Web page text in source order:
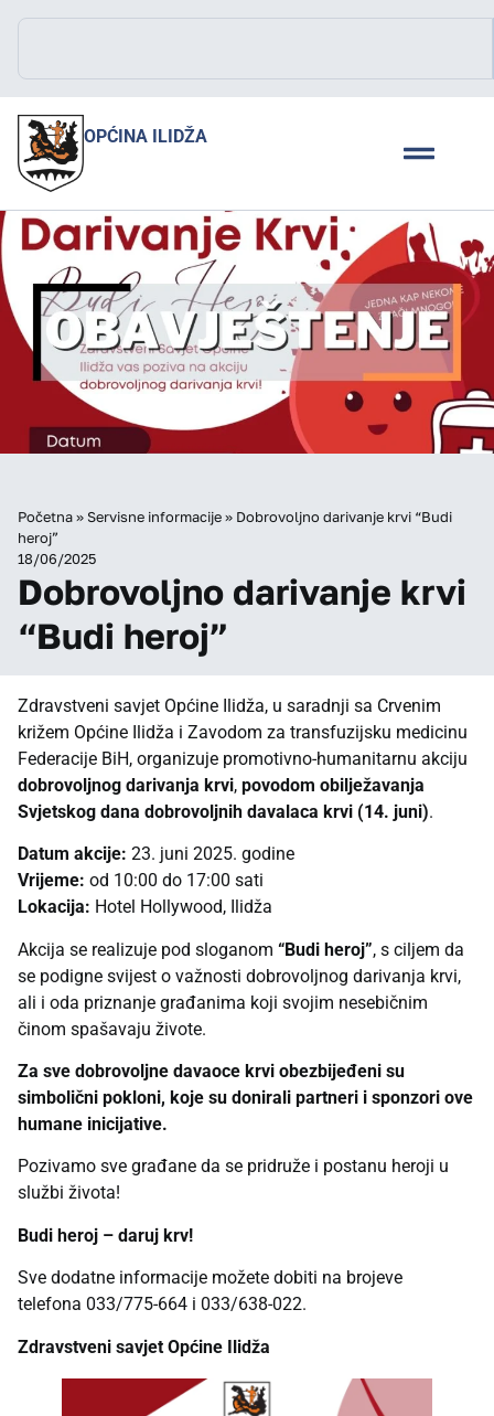
OPĆINA ILIDŽA
Početna» Servisne informacije» Dobrovoljno darivanje krvi “Budi
heroj”
18/06/2025
Dobrovoljno darivanje krvi
“Budi heroj”
Zdravstveni savjet Općine Ilidža, u saradnji sa Crvenim
križem Općine Ilidža i Zavodom za transfuzijsku medicinu
Federacije BiH, organizuje promotivno-humanitarnu akciju
dobrovoljnog darivanja krvi, povodom obilježavanja
Svjetskog dana dobrovoljnih davalaca krvi (14. juni).
Datum akcije: 23. juni 2025. godine
Vrijeme: od 10:00 do 17:00 sati
Lokacija: Hotel Hollywood, Ilidža
Akcija se realizuje pod sloganom “Budi heroj”, s ciljem da
se podigne svijest o važnosti dobrovoljnog darivanja krvi,
ali i oda priznanje građanima koji svojim nesebičnim
činom spašavaju živote.
Za sve dobrovoljne davaoce krvi obezbijeđeni su
simbolični pokloni, koje su donirali partneri i sponzori ove
humane inicijative.
Pozivamo sve građane da se pridruže i postanu heroji u
službi života!
Budi heroj – daruj krv!
Sve dodatne informacije možete dobiti na brojeve
telefona 033/775-664 i 033/638-022.
Zdravstveni savjet Općine Ilidža